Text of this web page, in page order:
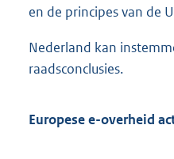
en de principes van de
Nederland kan
raadsconclusies.
Europese e-overheid